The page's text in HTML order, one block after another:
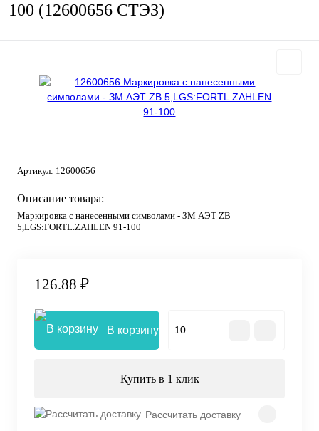
100 (12600656 СТЭЗ)
Артикул: 12600656
Описание товара:
Маркировка с нанесенными символами - ЗМ АЭТ ZB
5,LGS:FORTL.ZAHLEN 91-100
126.88 ₽
В корзину
Купить в 1 клик
Рассчитать доставку